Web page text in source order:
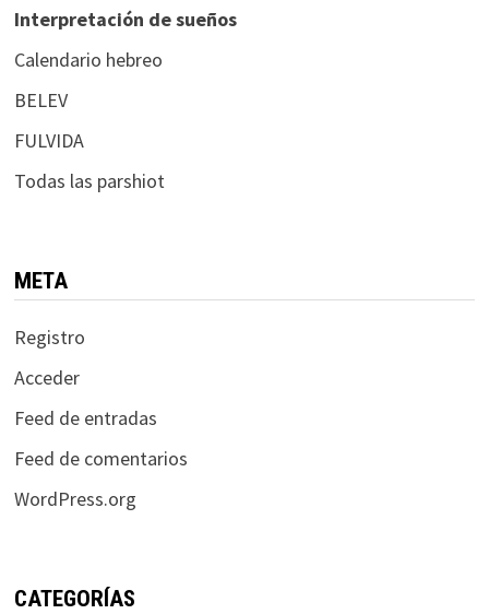
Interpretación de sueños
Calendario hebreo
BELEV
FULVIDA
Todas las parshiot
META
Registro
Acceder
Feed de entradas
Feed de comentarios
WordPress.org
CATEGORÍAS